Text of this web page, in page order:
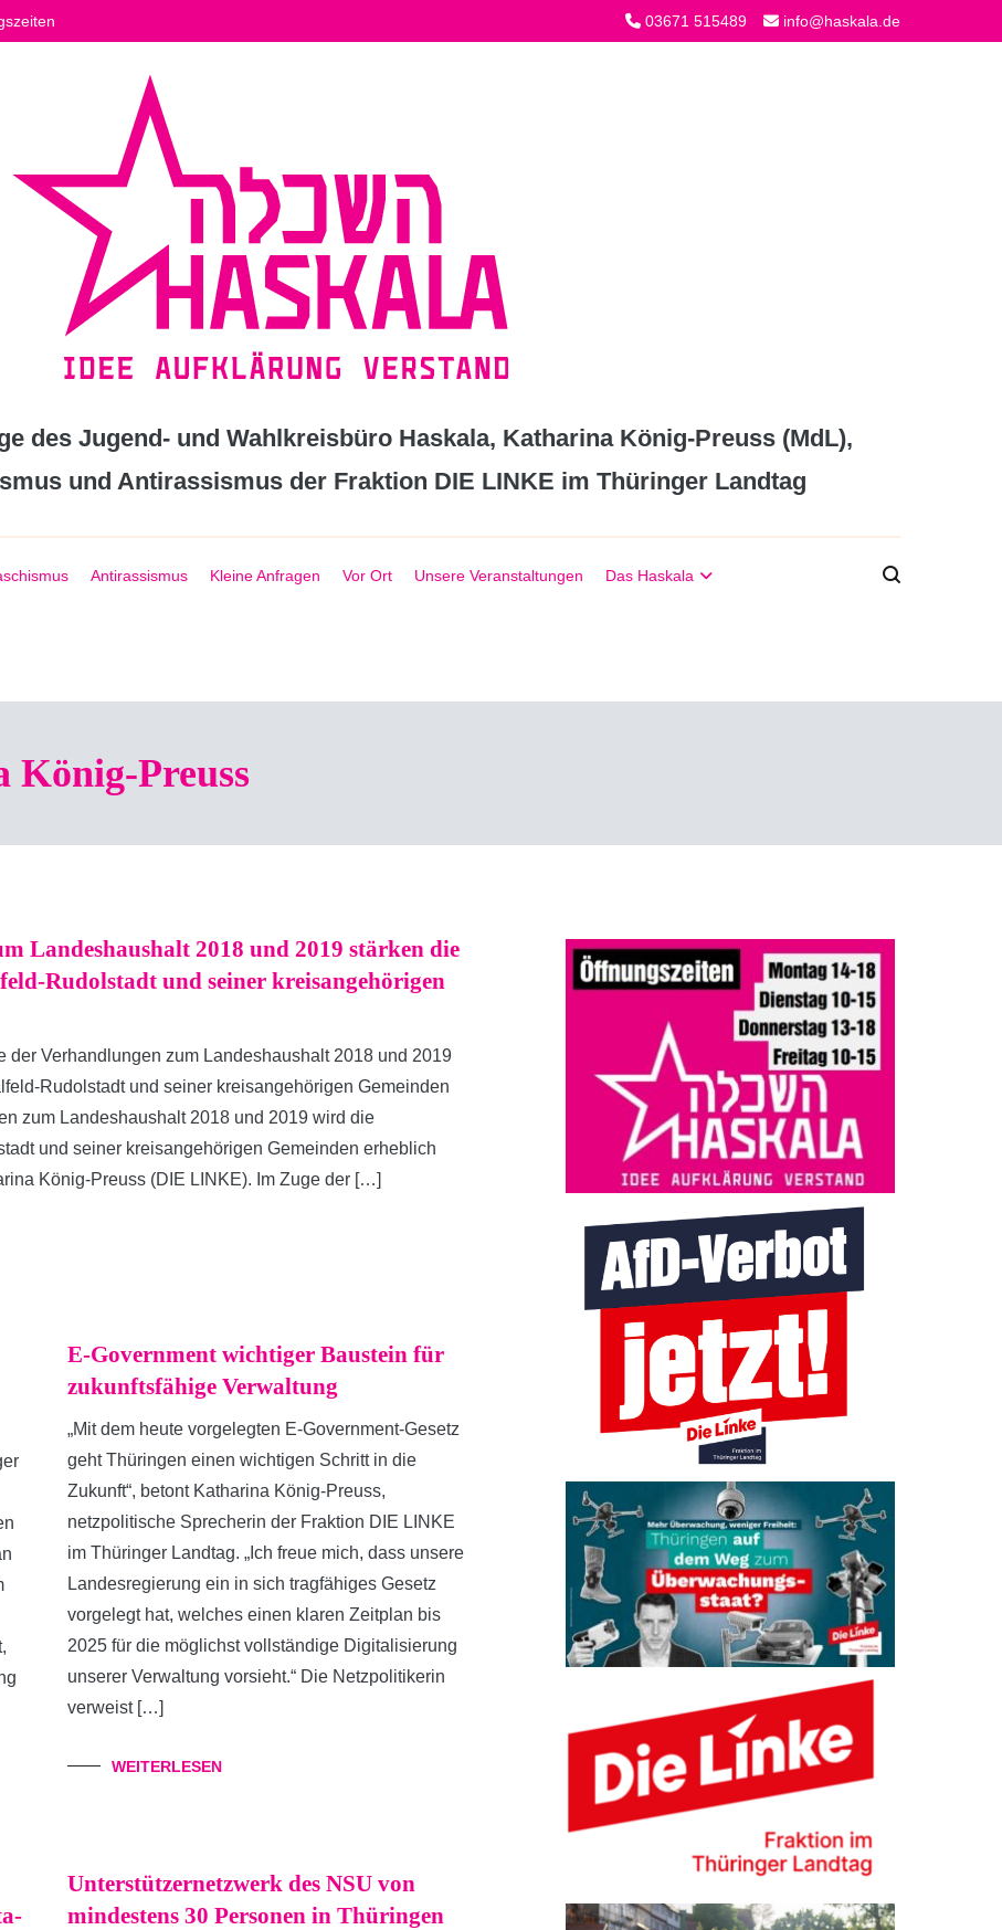
03671 515489 info@haskala.de
des Jugend- und Wahlkreisbüro Haskala, Katharina König-Preuss (MdL),
und Antirassismus der Fraktion DIE LINKE im Thüringer Landtag
Antirassismus Kleine Anfragen Vor Ort Unsere Veranstaltungen Das Haskala
König-Preuss
Landeshaushalt 2018 und 2019 stärken die
Rudolstadt und seiner kreisangehörigen
Verhandlungen zum Landeshaushalt 2018 und 2019
Rudolstadt und seiner kreisangehörigen Gemeinden
zum Landeshaushalt 2018 und 2019 wird die
und seiner kreisangehörigen Gemeinden erheblich
König-Preuss (DIE LINKE). Im Zuge der […]
E-Government wichtiger Baustein für
zukunftsfähige Verwaltung
„Mit dem heute vorgelegten E-Government-Gesetz
geht Thüringen einen wichtigen Schritt in die
Zukunft“, betont Katharina König-Preuss,
netzpolitische Sprecherin der Fraktion DIE LINKE
im Thüringer Landtag. „Ich freue mich, dass unsere
Landesregierung ein in sich tragfähiges Gesetz
vorgelegt hat, welches einen klaren Zeitplan bis
2025 für die möglichst vollständige Digitalisierung
unserer Verwaltung vorsieht.“ Die Netzpolitikerin
verweist […]
WEITERLESEN
Unterstützernetzwerk des NSU von
mindestens 30 Personen in Thüringen